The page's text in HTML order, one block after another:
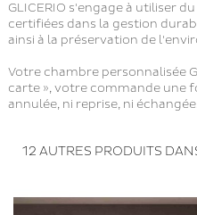
GLICERIO s'engage à utiliser
certifiées dans la gestion
ainsi à la préservation de
Votre chambre personnalisée
carte », votre commande une
annulée, ni reprise, ni
12 AUTRES PRODUITS